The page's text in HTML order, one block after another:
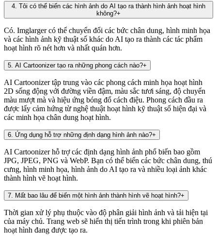
4 Tôi có thể biến các hình ảnh do AI tạo ra thành hình ảnh hoạt hình
không?+
Có. Imglarger có thể chuyển đổi các bức chân dung, hình minh họa
và các hình ảnh kỹ thuật số khác do AI tạo ra thành các tác phẩm
hoạt hình rõ nét hơn và nhất quán hơn.
5 AI Cartoonizer tạo ra những phong cách nào?+
AI Cartoonizer tập trung vào các phong cách minh họa hoạt hình
2D sống động với đường viền đậm, màu sắc tươi sáng, độ chuyển
màu mượt mà và hiệu ứng bóng đổ cách điệu. Phong cách đầu ra
được lấy cảm hứng từ nghệ thuật hoạt hình kỹ thuật số hiện đại và
các minh họa chân dung hoạt hình.
6 Ứng dụng hỗ trợ những định dạng hình ảnh nào?+
AI Cartoonizer hỗ trợ các định dạng hình ảnh phổ biến bao gồm
JPG, JPEG, PNG và WebP. Bạn có thể biến các bức chân dung, thú
cưng, hình minh họa, hình ảnh do AI tạo ra và nhiều loại ảnh khác
thành hình vẽ hoạt hình.
7 Mất bao lâu để biến một hình ảnh thành hình vẽ hoạt hình?+
Thời gian xử lý phụ thuộc vào độ phân giải hình ảnh và tải hiện tại
của máy chủ. Trang web sẽ hiển thị tiến trình trong khi phiên bản
hoạt hình đang được tạo ra.